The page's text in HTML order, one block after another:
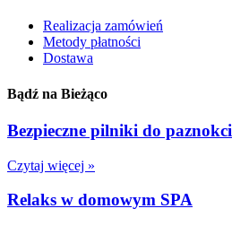
Realizacja zamówień
Metody płatności
Dostawa
Bądź na Bieżąco
Bezpieczne pilniki do paznokci
Czytaj więcej »
Relaks w domowym SPA